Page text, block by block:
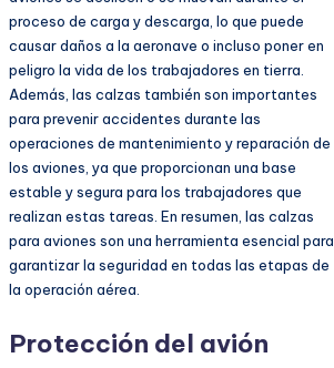
proceso de carga y descarga, lo que puede
causar daños a la aeronave o incluso poner en
peligro la vida de los trabajadores en tierra.
Además, las calzas también son importantes
para prevenir accidentes durante las
operaciones de mantenimiento y reparación de
los aviones, ya que proporcionan una base
estable y segura para los trabajadores que
realizan estas tareas. En resumen, las calzas
para aviones son una herramienta esencial para
garantizar la seguridad en todas las etapas de
la operación aérea.
Protección del avión